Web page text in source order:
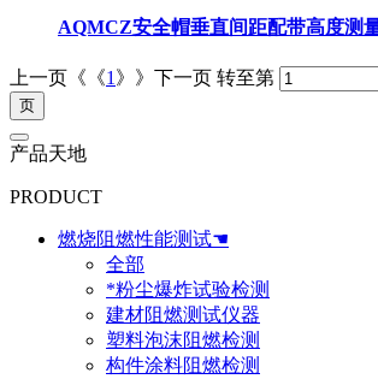
AQMCZ安全帽垂直间距配带高度测
上一页《《1 》》下一页 转至第
产品天地
PRODUCT
燃烧阻燃性能测试☚
全部
*粉尘爆炸试验检测
建材阻燃测试仪器
塑料泡沫阻燃检测
构件涂料阻燃检测